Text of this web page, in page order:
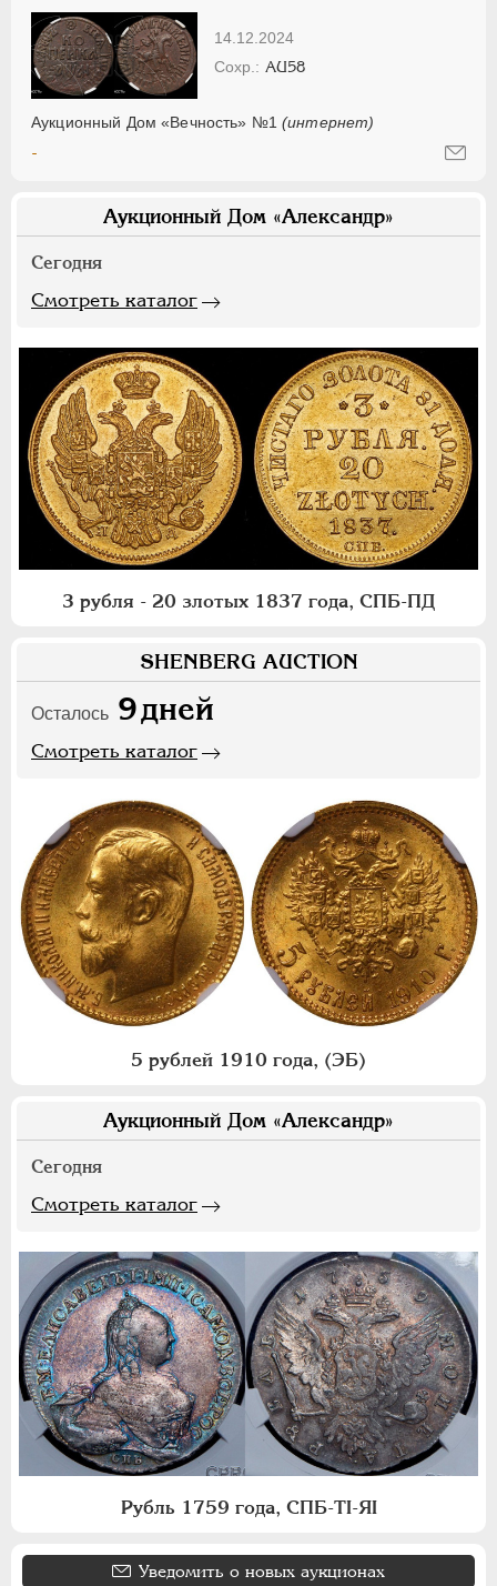
14.12.2024
Аукционный Дом «Вечность» №1(интернет)
AU58
-
Аукционный Дом «Александр»
Сегодня
Смотреть каталог
3 рубля - 20 злотых 1837 года, СПБ-ПД
SHENBERG AUCTION
Осталось 9дней
Смотреть каталог
5 рублей 1910 года, (ЭБ)
Аукционный Дом «Александр»
Сегодня
Смотреть каталог
Рубль 1759 года, СПБ-ТI-ЯI
Уведомить о новых аукционах